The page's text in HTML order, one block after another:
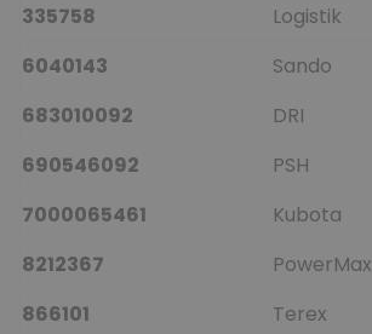
335758
Logistik
6040143
Sando
683010092
DRI
690546092
PSH
7000065461
Kubota
8212367
PowerMax
866101
Terex